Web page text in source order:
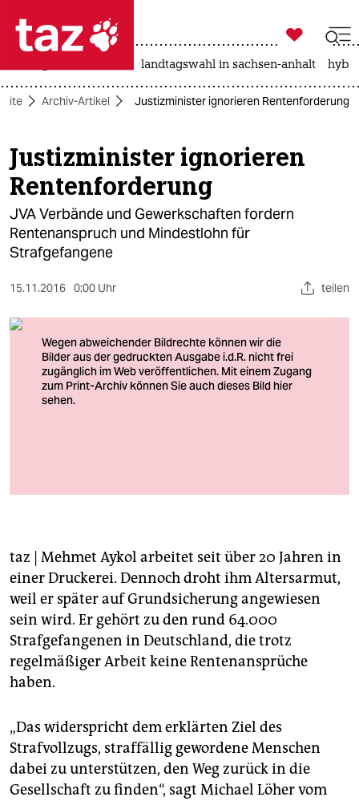
 taz zahl ich
taz zahl ich
themen
politik
öko
gesellschaft
kultur
sport
berlin
nord
shop
fragen & hilfe
unterstützen
abo
genossenschaft
epaper login

taz zahl ich
landtagswahl in sachsen-anhalt
Archiv-Artikel Justizminister ignorieren Rentenforderung
Justizminister ignorieren
Rentenforderung
JVA Verbände und Gewerkschaften fordern
Rentenanspruch und Mindestlohn für
Strafgefangene
15.11.2016 0:00 Uhr teilen
taz | Mehmet Aykol arbeitet seit über 20 Jahren in
einer Druckerei. Dennoch droht ihm Altersarmut,
weil er später auf Grundsicherung angewiesen
sein wird. Er gehört zu den rund 64.000
Strafgefangenen in Deutschland, die trotz
regelmäßiger Arbeit keine Rentenansprüche
haben.
„Das widerspricht dem erklärten Ziel des
Strafvollzugs, straffällig gewordene Menschen
dabei zu unterstützen, den Weg zurück in die
Gesellschaft zu finden“, sagt Michael Löher vom